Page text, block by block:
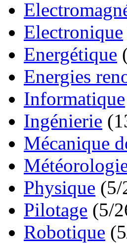
Electronique
Energétique
Energies
Informatique
Ingénierie
Mécanique
Physique (5/
Pilotage (5/
Robotique